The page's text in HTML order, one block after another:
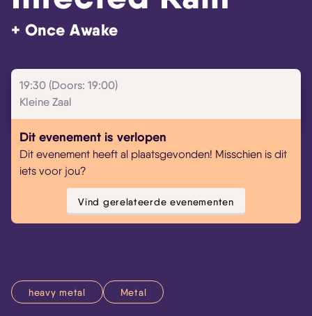
+ Once Awake
19:30 (Doors: 19:00)
Kleine Zaal
Dit evenement is verlopen
Dit evenement heeft al plaatsgevonden! Misschien is dit
iets voor jou?
Vind gerelateerde evenementen
heavy metal Metal